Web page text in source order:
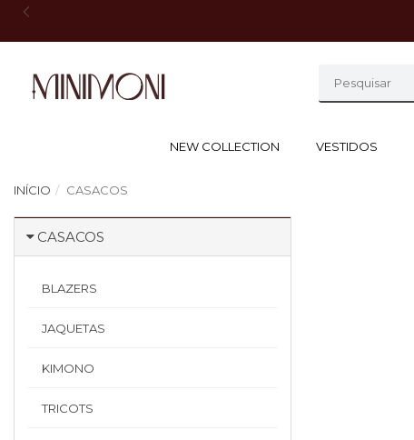
NEW COLLECTION VESTIDOS
INÍCIO CASACOS
CASACOS
BLAZERS
JAQUETAS
KIMONO
TRICOTS